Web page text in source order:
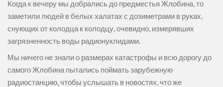
Когда к вечеру мы добрались до предместья Жлобина, то
заметили людей в белых халатах с дозиметрами в руках,
снующих от колодца к колодцу, очевидно, измерявших
загрязненность воды радионуклидами.
Мы ничего не знали о размерах катастрофы и всю дорогу до
самого Жлобина пытались поймать зарубежную
радиостанцию, чтобы услышать в новостях, что же